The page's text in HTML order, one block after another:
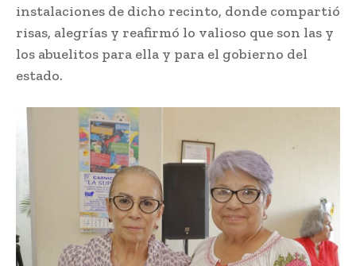
instalaciones de dicho recinto, donde compartió
risas, alegrías y reafirmó lo valioso que son las y
los abuelitos para ella y para el gobierno del
estado.